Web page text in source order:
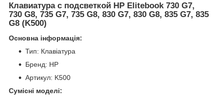
Клавиатура с подсветкой HP Elitebook 730 G7,
730 G8, 735 G7, 735 G8, 830 G7, 830 G8, 835 G7, 835
G8 (K500)
Основна інформація:
Тип: Клавіатура
Бренд: HP
Артикул: K500
Сумісні моделі: